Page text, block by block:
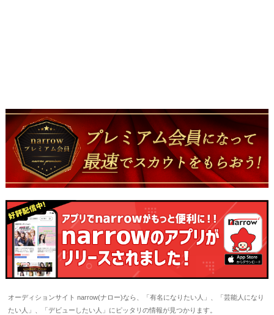
オーディションサイト narrow(ナロー)なら、「有名になりたい人」、「芸能人になり
たい人」、「デビューしたい人」にピッタリの情報が見つかります。